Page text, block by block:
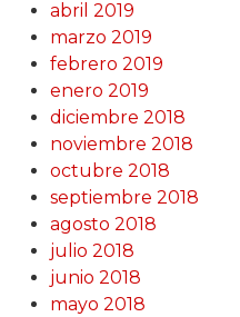
abril 2019
marzo 2019
febrero 2019
enero 2019
diciembre 2018
noviembre 2018
octubre 2018
septiembre 2018
agosto 2018
julio 2018
junio 2018
mayo 2018